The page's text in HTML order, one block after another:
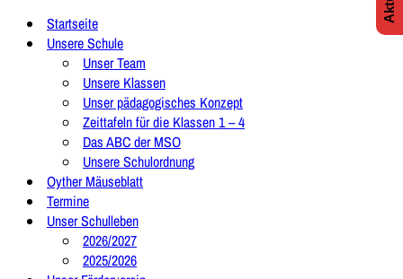
Startseite
Unsere Schule
Unser Team
Unsere Klassen
Unser pädagogisches Konzept
Zeittafeln für die Klassen 1 – 4
Das ABC der MSO
Unsere Schulordnung
Oyther Mäuseblatt
Termine
Unser Schulleben
2026/2027
2025/2026